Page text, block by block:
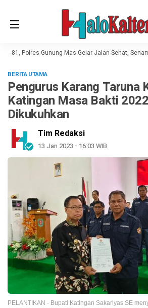
81, Polres Gunung Mas Gelar Jalan Sehat,
BERITA UTAMA
Pengurus Karang Taruna
Katingan Masa Bakti
Dikukuhkan
Tim Redaksi
13 Jan 2023 - 16:03 WIB
PELANTIKAN - Bupati Katingan Sakariyas SE